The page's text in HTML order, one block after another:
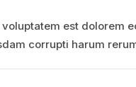
est dolorem
corrupti harum